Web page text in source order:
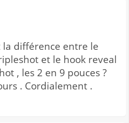
la différence entre le
et le hook reveal
, les 2 en 9 pouces ?
. Cordialement .